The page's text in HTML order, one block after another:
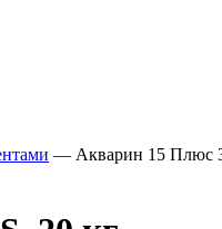
— Акварин 15 Плюс